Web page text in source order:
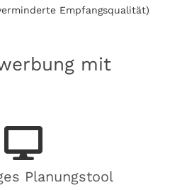
Empfangsqualität)
mit
Planungstool